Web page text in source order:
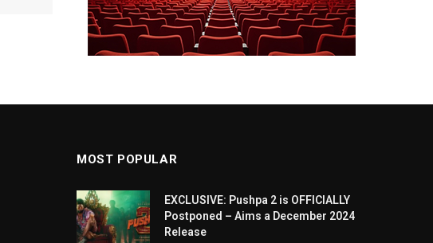
MOST POPULAR
EXCLUSIVE: Pushpa 2 is OFFICIALLY
Postponed – Aims a December 2024
Release